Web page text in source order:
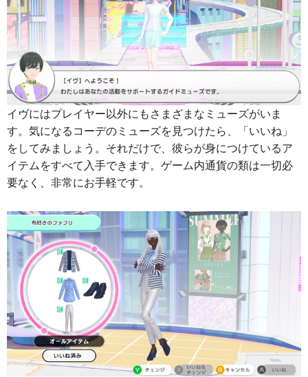
イヴにはプレイヤー以外にもさまざまなミューズがいま
す。気になるコーデのミューズを見つけたら、「いいね」
をしてみましょう。それだけで、彼らが身につけているア
イテムをすべて入手できます。ゲーム内通貨の類は一切必
要なく、非常にお手軽です。